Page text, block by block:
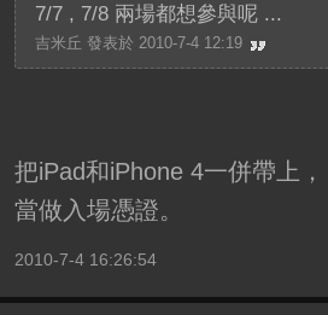
7/7 , 7/8 兩場都想參與呢 ...
吉米丘 發表於 2010-7-4 12:19
把iPad和iPhone 4一併帶上，
當做入場憑證。
2010-7-4 16:26:54